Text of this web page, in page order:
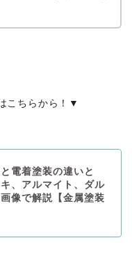
こちらから！▼
電着塗装の違いと
、アルマイト、ダル
像で解説【金属塗装